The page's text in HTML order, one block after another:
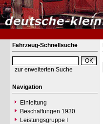
Fahrzeug-Schnellsuche
zur erweiterten Suche
Navigation
Einleitung
Beschaffungen 1930
Leistungsgruppe I